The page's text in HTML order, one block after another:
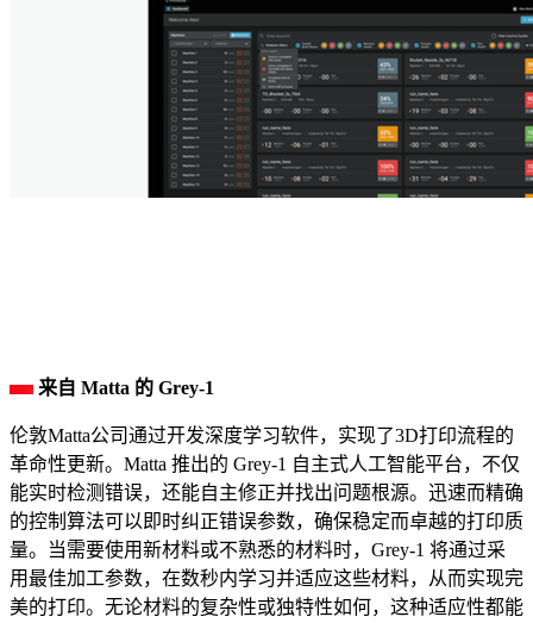
来自 Matta 的 Grey-1
伦敦Matta公司通过开发深度学习软件，实现了3D打印流程的
革命性更新。Matta 推出的 Grey-1 自主式人工智能平台，不仅
能实时检测错误，还能自主修正并找出问题根源。迅速而精确
的控制算法可以即时纠正错误参数，确保稳定而卓越的打印质
量。当需要使用新材料或不熟悉的材料时，Grey-1 将通过采
用最佳加工参数，在数秒内学习并适应这些材料，从而实现完
美的打印。无论材料的复杂性或独特性如何，这种适应性都能